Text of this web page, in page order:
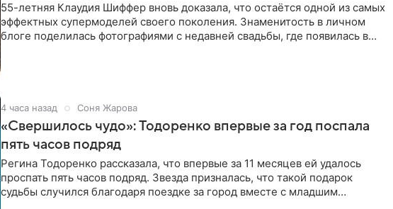
55-летняя Клаудия Шиффер вновь доказала, что остаётся одной из самых
эффектных супермоделей своего поколения. Знаменитость в личном
блоге поделилась фотографиями с недавней свадьбы, где появилась в
4 часа назад Соня Жарова
«Свершилось чудо»: Тодоренко впервые за год поспала
пять часов подряд
Регина Тодоренко рассказала, что впервые за 11 месяцев ей удалось
проспать пять часов подряд. Звезда призналась, что такой подарок
судьбы случился благодаря поездке за город вместе с младшим